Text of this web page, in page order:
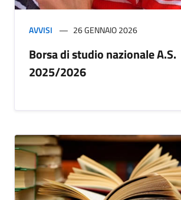
AVVISI 26 GENNAIO 2026
Borsa di studio nazionale A.S.
2025/2026